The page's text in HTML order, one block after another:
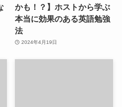
かも！？】ホストから学ぶ
本当に効果のある英語勉強
法
2024年4月19日